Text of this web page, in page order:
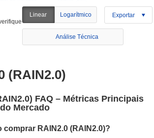
Linear Logarítmico Exportar
Análise Técnica
(RAIN2.0)
FAQ – Métricas Principais
Mercado
comprar RAIN2.0 (RAIN2.0)?